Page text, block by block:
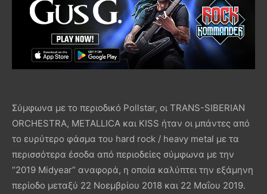
Σύμφωνα με το περιοδικό Pollstar, οι TRANS-SIBERIAN
ORCHESTRA, METALLICA και KISS ήταν οι μπάντες από
το ευρύτερο φάσμα του hard rock / heavy metal με τα
περισσότερα έσοδα από περιοδείες σύμφωνα με την
“2019 Midyear” αναφορά, η οποία καλύπτει την εξάμηνη
περίοδο μεταξύ 22 Νοεμβρίου 2018 και 22 Μαΐου 2019.